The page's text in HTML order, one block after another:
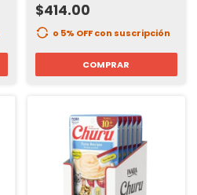
$414.00
o 5% OFFcon suscripción
COMPRAR